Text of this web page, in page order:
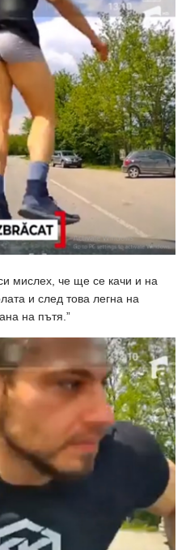
мислех, че ще се качи и на
и след това легна на
на пътя.”